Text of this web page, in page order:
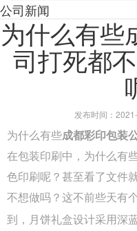
公司新闻
为什么有些
司打死都
发布时间：
为什么有些成都彩印包装
在包装印刷中，为什么有
色印刷呢？甚至看了文件
不想做吗？这不前些天有
到，月饼礼盒设计采用深